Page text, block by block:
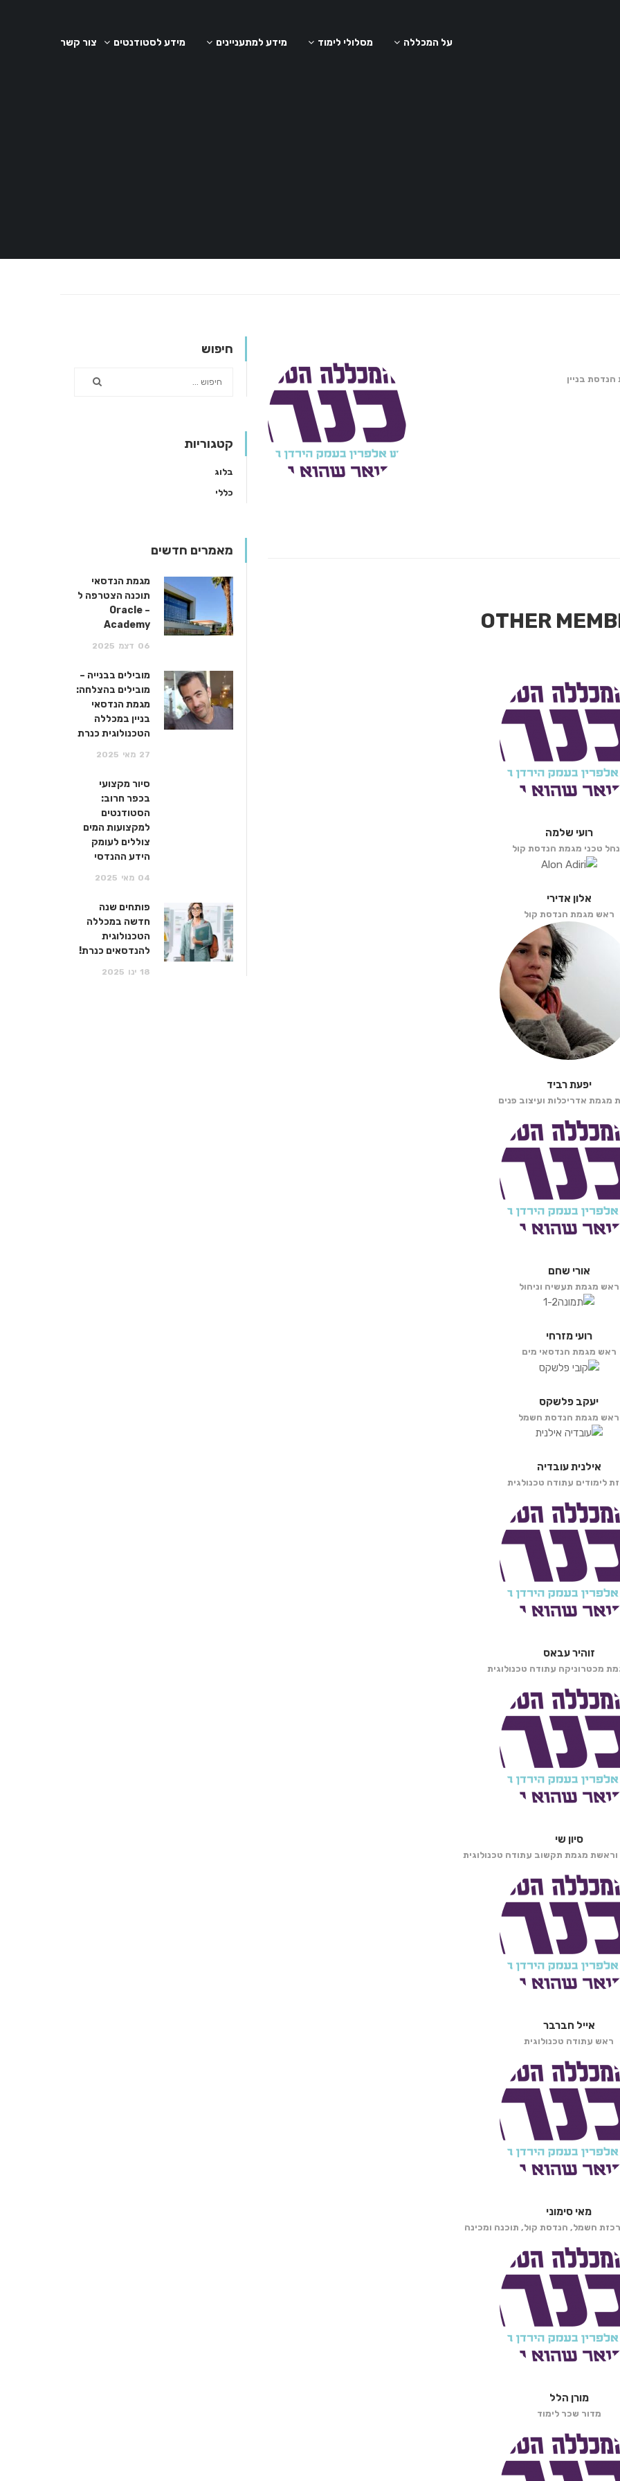
על המכללה מסלולי לימוד מידע למתעניינים מידע לסטודנטים צור קשר
בניין
OTHER
רועי שלמה
טכני מגמת הנדסת קול
אלון אדירי
ראש מגמת הנדסת קול
יפעת רביד
מגמת אדריכלות ועיצוב פנים
אורי שחם
ראש מגמת תעשיה וניהול
רועי מזרחי
ראש מגמת הנדסאי מים
יעקב פלשקס
ראש מגמת הנדסת חשמל
אילנית עובדיה
לימודים עתודה טכנולגית
זוהיר עבאס
מכטרוניקה עתודה טכנולוגית
סיון שי
וראשת מגמת תקשוב עתודה טכנולוגית
אייל חברבר
ראש עתודה טכנולוגית
מאי סימוני
חשמל, הנדסת קול, תוכנה ומכינה
מורן הלל
מדור שכר לימוד
חיפוש
קטגוריות
בלוג
כללי
מאמרים חדשים
מגמת הנדסאי
תוכנה הצטרפה ל
– Oracle
Academy
06 דצמ 2025
מובילים בבנייה –
מובילים בהצלחה:
מגמת הנדסאי
בניין במכללה
הטכנולוגית כנרת
27 מאי 2025
סיור מקצועי
בכפר חרוב:
הסטודנטים
למקצועות המים
צוללים לעומק
הידע ההנדסי
04 מאי 2025
פותחים שנה
חדשה במכללה
הטכנולוגית
להנדסאים כנרת!
18 ינו 2025